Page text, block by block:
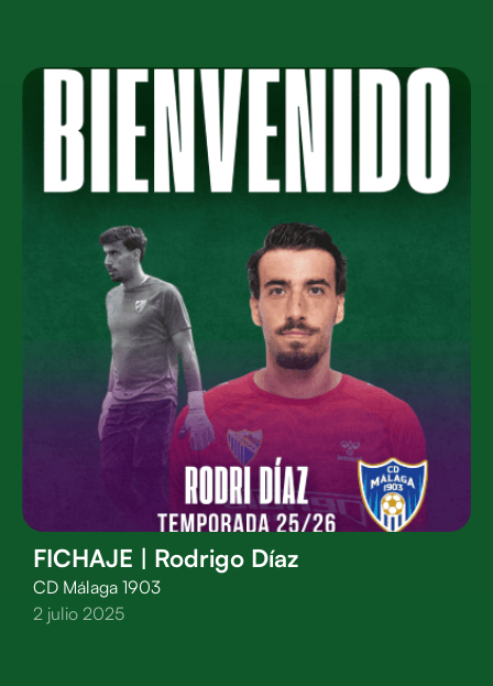
FICHAJE | Rodrigo Díaz
CD Málaga 1903
2 julio 2025